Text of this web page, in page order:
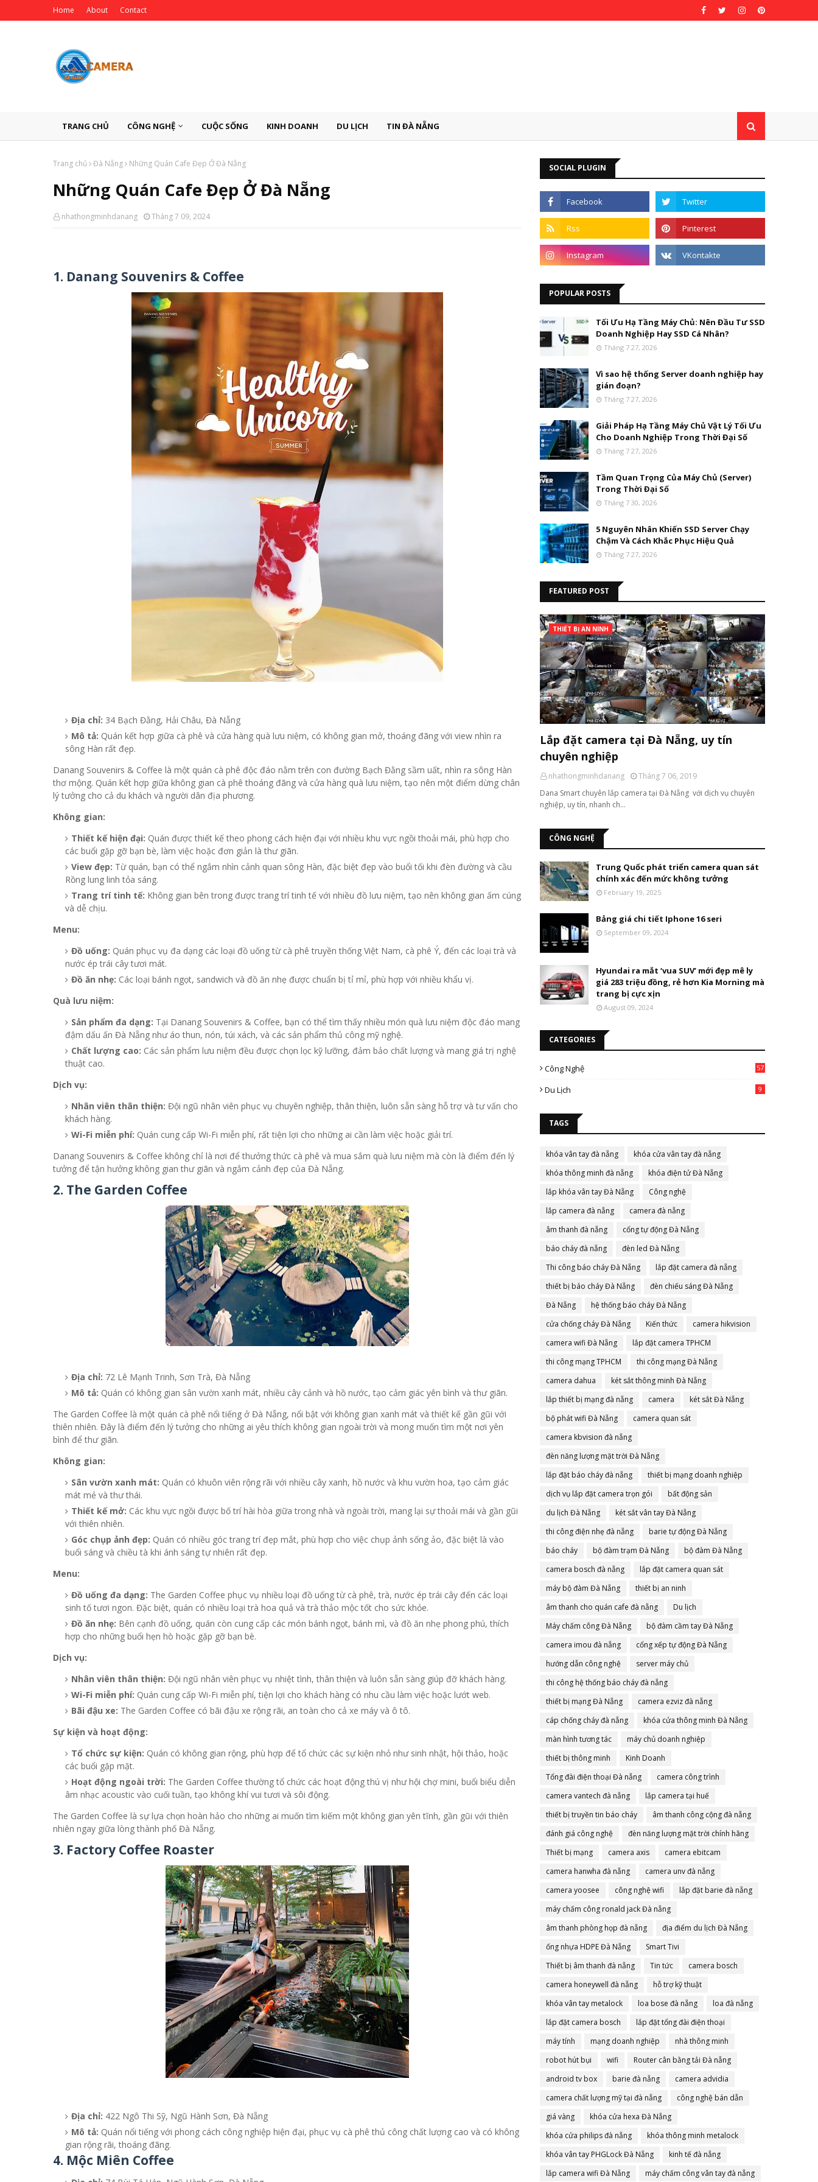
Home About Contact
TRANG CHỦ CÔNG NGHỆ CUỘC SỐNG KINH DOANH DU LỊCH TIN ĐÀ NẴNG
Trang chủ Đà Nẵng Những Quán Cafe Đẹp Ở Đà Nẵng
Những Quán Cafe Đẹp Ở Đà Nẵng
nhathongminhdanang Tháng 7 09, 2024
1. Danang Souvenirs & Coffee
Địa chỉ: 34 Bạch Đằng, Hải Châu, Đà Nẵng
Mô tả: Quán kết hợp giữa cà phê và cửa hàng quà lưu niệm, có không gian mở, thoáng đãng với view nhìn ra
sông Hàn rất đẹp.
Danang Souvenirs & Coffee là một quán cà phê độc đáo nằm trên con đường Bạch Đằng sầm uất, nhìn ra sông Hàn
thơ mộng. Quán kết hợp giữa không gian cà phê thoáng đãng và cửa hàng quà lưu niệm, tạo nên một điểm dừng chân
lý tưởng cho cả du khách và người dân địa phương.
Không gian:
Thiết kế hiện đại: Quán được thiết kế theo phong cách hiện đại với nhiều khu vực ngồi thoải mái, phù hợp cho
các buổi gặp gỡ bạn bè, làm việc hoặc đơn giản là thư giãn.
View đẹp: Từ quán, bạn có thể ngắm nhìn cảnh quan sông Hàn, đặc biệt đẹp vào buổi tối khi đèn đường và cầu
Rồng lung linh tỏa sáng.
Trang trí tinh tế: Không gian bên trong được trang trí tinh tế với nhiều đồ lưu niệm, tạo nên không gian ấm cúng
và dễ chịu.
Menu:
Đồ uống: Quán phục vụ đa dạng các loại đồ uống từ cà phê truyền thống Việt Nam, cà phê Ý, đến các loại trà và
nước ép trái cây tươi mát.
Đồ ăn nhẹ: Các loại bánh ngọt, sandwich và đồ ăn nhẹ được chuẩn bị tỉ mỉ, phù hợp với nhiều khẩu vị.
Quà lưu niệm:
Sản phẩm đa dạng: Tại Danang Souvenirs & Coffee, bạn có thể tìm thấy nhiều món quà lưu niệm độc đáo mang
đậm dấu ấn Đà Nẵng như áo thun, nón, túi xách, và các sản phẩm thủ công mỹ nghệ.
Chất lượng cao: Các sản phẩm lưu niệm đều được chọn lọc kỹ lưỡng, đảm bảo chất lượng và mang giá trị nghệ
thuật cao.
Dịch vụ:
Nhân viên thân thiện: Đội ngũ nhân viên phục vụ chuyên nghiệp, thân thiện, luôn sẵn sàng hỗ trợ và tư vấn cho
khách hàng.
Wi-Fi miễn phí: Quán cung cấp Wi-Fi miễn phí, rất tiện lợi cho những ai cần làm việc hoặc giải trí.
Danang Souvenirs & Coffee không chỉ là nơi để thưởng thức cà phê và mua sắm quà lưu niệm mà còn là điểm đến lý
tưởng để tận hưởng không gian thư giãn và ngắm cảnh đẹp của Đà Nẵng.
2. The Garden Coffee
Địa chỉ: 72 Lê Mạnh Trinh, Sơn Trà, Đà Nẵng
Mô tả: Quán có không gian sân vườn xanh mát, nhiều cây cảnh và hồ nước, tạo cảm giác yên bình và thư giãn.
The Garden Coffee là một quán cà phê nổi tiếng ở Đà Nẵng, nổi bật với không gian xanh mát và thiết kế gần gũi với
thiên nhiên. Đây là điểm đến lý tưởng cho những ai yêu thích không gian ngoài trời và mong muốn tìm một nơi yên
bình để thư giãn.
Không gian:
Sân vườn xanh mát: Quán có khuôn viên rộng rãi với nhiều cây xanh, hồ nước và khu vườn hoa, tạo cảm giác
mát mẻ và thư thái.
Thiết kế mở: Các khu vực ngồi được bố trí hài hòa giữa trong nhà và ngoài trời, mang lại sự thoải mái và gần gũi
với thiên nhiên.
Góc chụp ảnh đẹp: Quán có nhiều góc trang trí đẹp mắt, phù hợp cho việc chụp ảnh sống ảo, đặc biệt là vào
buổi sáng và chiều tà khi ánh sáng tự nhiên rất đẹp.
Menu:
Đồ uống đa dạng: The Garden Coffee phục vụ nhiều loại đồ uống từ cà phê, trà, nước ép trái cây đến các loại
sinh tố tươi ngon. Đặc biệt, quán có nhiều loại trà hoa quả và trà thảo mộc tốt cho sức khỏe.
Đồ ăn nhẹ: Bên cạnh đồ uống, quán còn cung cấp các món bánh ngọt, bánh mì, và đồ ăn nhẹ phong phú, thích
hợp cho những buổi hẹn hò hoặc gặp gỡ bạn bè.
Dịch vụ:
Nhân viên thân thiện: Đội ngũ nhân viên phục vụ nhiệt tình, thân thiện và luôn sẵn sàng giúp đỡ khách hàng.
Wi-Fi miễn phí: Quán cung cấp Wi-Fi miễn phí, tiện lợi cho khách hàng có nhu cầu làm việc hoặc lướt web.
Bãi đậu xe: The Garden Coffee có bãi đậu xe rộng rãi, an toàn cho cả xe máy và ô tô.
Sự kiện và hoạt động:
Tổ chức sự kiện: Quán có không gian rộng, phù hợp để tổ chức các sự kiện nhỏ như sinh nhật, hội thảo, hoặc
các buổi gặp mặt.
Hoạt động ngoài trời: The Garden Coffee thường tổ chức các hoạt động thú vị như hội chợ mini, buổi biểu diễn
âm nhạc acoustic vào cuối tuần, tạo không khí vui tươi và sôi động.
The Garden Coffee là sự lựa chọn hoàn hảo cho những ai muốn tìm kiếm một không gian yên tĩnh, gần gũi với thiên
nhiên ngay giữa lòng thành phố Đà Nẵng.
3. Factory Coffee Roaster
Địa chỉ: 422 Ngô Thi Sỹ, Ngũ Hành Sơn, Đà Nẵng
Mô tả: Quán nổi tiếng với phong cách công nghiệp hiện đại, phục vụ cà phê thủ công chất lượng cao và có không
gian rộng rãi, thoáng đãng.
4. Mộc Miên Coffee
SOCIAL PLUGIN
POPULAR POSTS
Tối Ưu Hạ Tầng Máy Chủ: Nên Đầu Tư SSD
Doanh Nghiệp Hay SSD Cá Nhân?
Tháng 7 27, 2026
Vì sao hệ thống Server doanh nghiệp hay
gián đoạn?
Tháng 7 27, 2026
Giải Pháp Hạ Tầng Máy Chủ Vật Lý Tối Ưu
Cho Doanh Nghiệp Trong Thời Đại Số
Tháng 7 27, 2026
Tầm Quan Trọng Của Máy Chủ (Server)
Trong Thời Đại Số
Tháng 7 30, 2026
5 Nguyên Nhân Khiến SSD Server Chạy
Chậm Và Cách Khắc Phục Hiệu Quả
Tháng 7 27, 2026
FEATURED POST
THIẾT BỊ AN NINH
Lắp đặt camera tại Đà Nẵng, uy tín
chuyên nghiệp
nhathongminhdanang
Tháng 7 06, 2019
Dana Smart chuyên lắp camera tại Đà Nẵng với dịch vụ chuyên
nghiệp, uy tín, nhanh ch…
CÔNG NGHỆ
Trung Quốc phát triển camera quan sát
chính xác đến mức không tưởng
February 19, 2025
Bảng giá chi tiết Iphone 16 seri
September 09, 2024
Hyundai ra mắt ‘vua SUV’ mới đẹp mê ly
giá 283 triệu đồng, rẻ hơn Kia Morning mà
trang bị cực xịn
August 09, 2024
CATEGORIES
Công Nghệ 57
Du Lịch 9
TAGS
khóa vân tay đà nẵng
khóa cửa vân tay đà nẵng
khóa thông minh đà nẵng
khóa điện tử Đà Nẵng
lắp khóa vân tay Đà Nẵng
Công nghệ
lắp camera đà nẵng
camera đà nẵng
âm thanh đà nẵng
cổng tự động Đà Nẵng
báo cháy đà nẵng
đèn led Đà Nẵng
Thi công báo cháy Đà Nẵng
lắp đặt camera đà nẵng
thiết bị báo cháy Đà Nẵng
đèn chiếu sáng Đà Nẵng
Đà Nẵng
hệ thống báo cháy Đà Nẵng
cửa chống cháy Đà Nẵng
Kiến thức
camera hikvision
camera wifi Đà Nẵng
lắp đặt camera TPHCM
thi công mạng TPHCM
thi công mạng Đà Nẵng
camera dahua
két sắt thông minh Đà Nẵng
lắp thiết bị mạng đà nẵng
camera
két sắt Đà Nẵng
bộ phát wifi Đà Nẵng
camera quan sát
camera kbvision đà nẵng
đèn năng lượng mặt trời Đà Nẵng
lắp đặt báo cháy đà nẵng
thiết bị mạng doanh nghiệp
dịch vụ lắp đặt camera trọn gói
bất động sản
du lịch Đà Nẵng
két sắt vân tay Đà Nẵng
thi công điện nhẹ đà nẵng
barie tự động Đà Nẵng
báo cháy
bộ đàm trạm Đà Nẵng
bộ đàm Đà Nẵng
camera bosch đà nẵng
lắp đặt camera quan sát
máy bộ đàm Đà Nẵng
thiết bị an ninh
âm thanh cho quán cafe đà nẵng
Du lịch
Máy chấm công Đà Nẵng
bộ đàm cầm tay Đà Nẵng
camera imou đà nẵng
cổng xếp tự động Đà Nẵng
hướng dẫn công nghệ
server máy chủ
thi công hệ thống báo cháy đà nẵng
thiết bị mạng Đà Nẵng
camera ezviz đà nẵng
cáp chống cháy đà nẵng
khóa cửa thông minh Đà Nẵng
màn hình tương tác
máy chủ doanh nghiệp
thiết bị thông minh
Kinh Doanh
Tổng đài điện thoại Đà nẵng
camera công trình
camera vantech đà nẵng
lắp camera tại huế
thiết bị truyền tin báo cháy
âm thanh công cộng đà nẵng
đánh giá công nghệ
đèn năng lượng mặt trời chính hãng
Thiết bị mạng
camera axis
camera ebitcam
camera hanwha đà nẵng
camera unv đà nẵng
camera yoosee
công nghệ wifi
lắp đặt barie đà nẵng
máy chấm công ronald jack Đà nẵng
âm thanh phòng họp đà nẵng
địa điểm du lịch Đà Nẵng
ống nhựa HDPE Đà Nẵng
Smart Tivi
Thiết bị âm thanh đà nẵng
Tin tức
camera bosch
camera honeywell đà nẵng
hỗ trợ kỹ thuật
khóa vân tay metalock
loa bose đà nẵng
loa đà nẵng
lắp đặt camera bosch
lắp đặt tổng đài điện thoại
máy tính
mạng doanh nghiệp
nhà thông minh
robot hút bụi
wifi
Router cân bằng tải Đà nẵng
android tv box
barie đà nẵng
camera advidia
camera chất lượng mỹ tại đà nẵng
công nghệ bán dẫn
giá vàng
khóa cửa hexa Đà Nẵng
khóa cửa philips đà nẵng
khóa thông minh metalock
khóa vân tay PHGLock Đà Nẵng
kinh tế đà nẵng
lắp camera wifi Đà Nẵng
máy chấm công vân tay đà nẵng